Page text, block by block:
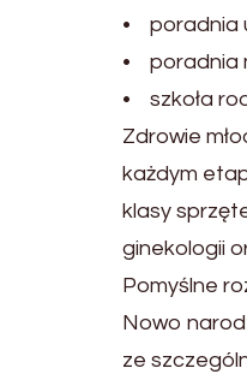
• poradnia
• poradnia
• szkoła
Zdrowie
każdym
klasy
ginekologii
Pomyślne
Nowo
ze